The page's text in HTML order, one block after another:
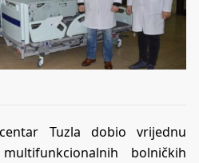
Tuzla dobio vrijednu
bolničkih